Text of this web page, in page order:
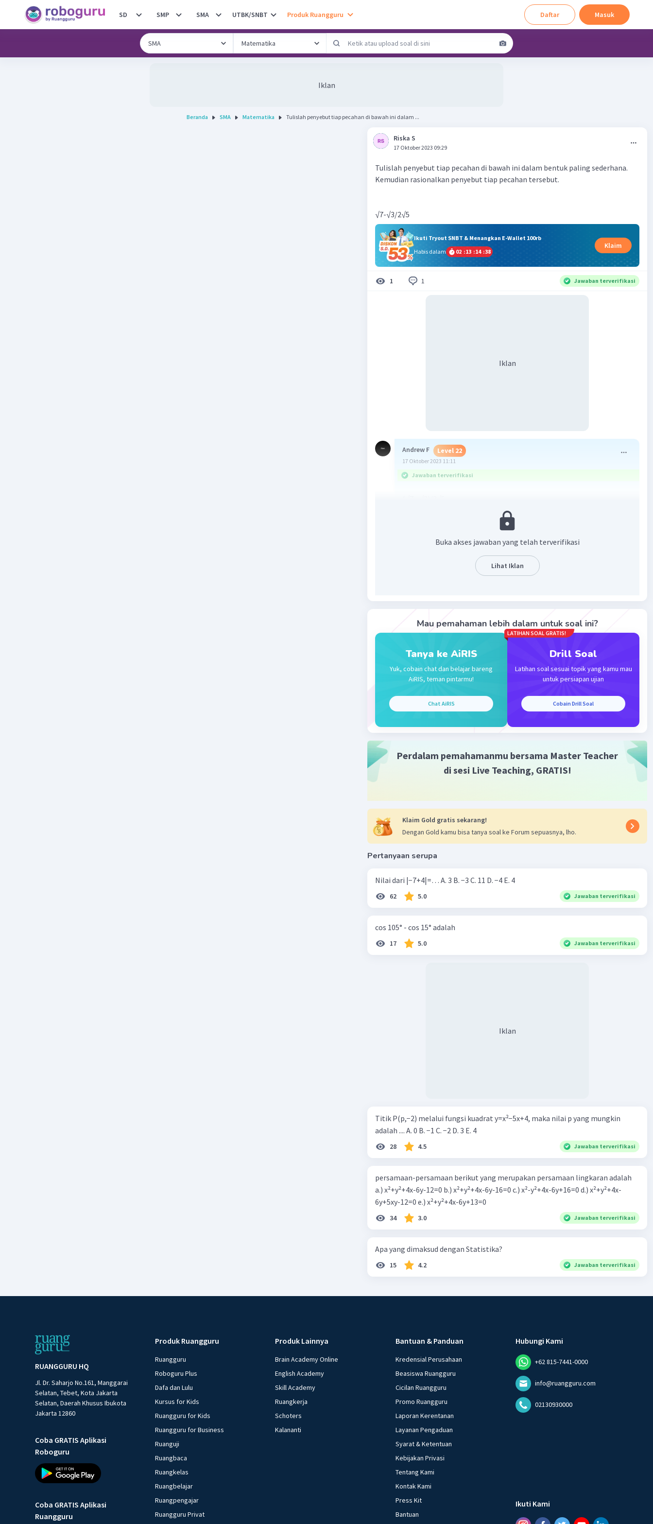
SD SMP SMA UTBK/SNBT Produk Ruangguru Daftar Masuk
Iklan
Beranda SMA Matematika Tulislah penyebut tiap pecahan di bawah ini dalam ...
Riska S
17 Oktober 2023 09:29
Tulislah penyebut tiap pecahan di bawah ini dalam bentuk paling sederhana.
Kemudian rasionalkan penyebut tiap pecahan tersebut.
√7-√3/2√5
Ikuti Tryout SNBT & Menangkan E-Wallet 100rb
Habis dalam
02 :13 :14 :38
Klaim
1 1 Jawaban terverifikasi
Iklan
Andrew F Level 22
17 Oktober 2023 11:11
Jawaban terverifikasi
(√35 - √15)/10.Buka akses jawaban yang telah terverifikasi
Lihat Iklan
Mau pemahaman lebih dalam untuk soal ini?
Tanya ke AiRIS
Yuk, cobain chat dan belajar bareng
AiRIS, teman pintarmu!
Chat AiRIS
LATIHAN SOAL GRATIS!
Drill Soal
Latihan soal sesuai topik yang kamu mau
untuk persiapan ujian
Cobain Drill Soal
Perdalam pemahamanmu bersama Master Teacher
di sesi Live Teaching, GRATIS!
Klaim Gold gratis sekarang!
Dengan Gold kamu bisa tanya soal ke Forum sepuasnya, lho.
Pertanyaan serupa
Nilai dari |−7+4|=… A. 3 B. −3 C. 11 D. −4 E. 4
62 5.0 Jawaban terverifikasi
cos 105° - cos 15° adalah
17 5.0 Jawaban terverifikasi
Iklan
Titik P(p,−2) melalui fungsi kuadrat y=x²−5x+4, maka nilai p yang mungkin
adalah .... A. 0 B. −1 C. −2 D. 3 E. 4
28 4.5 Jawaban terverifikasi
persamaan-persamaan berikut yang merupakan persamaan lingkaran adalah
a.) x²+y²+4x-6y-12=0 b.) x²+y²+4x-6y-16=0 c.) x²-y²+4x-6y+16=0 d.) x²+y²+4x-
6y+5xy-12=0 e.) x²+y²+4x-6y+13=0
34 3.0 Jawaban terverifikasi
Apa yang dimaksud dengan Statistika?
15 4.2 Jawaban terverifikasi
RUANGGURU HQ
Jl. Dr. Saharjo No.161, Manggarai
Selatan, Tebet, Kota Jakarta
Selatan, Daerah Khusus Ibukota
Jakarta 12860
Coba GRATIS Aplikasi
Roboguru
Coba GRATIS Aplikasi
Ruangguru
Produk Ruangguru
Ruangguru
Roboguru Plus
Dafa dan Lulu
Kursus for Kids
Ruangguru for Kids
Ruangguru for Business
Ruanguji
Ruangbaca
Ruangkelas
Ruangbelajar
Ruangpengajar
Ruangguru Privat
Produk Lainnya
Brain Academy Online
English Academy
Skill Academy
Ruangkerja
Schoters
Kalananti
Bantuan & Panduan
Kredensial Perusahaan
Beasiswa Ruangguru
Cicilan Ruangguru
Promo Ruangguru
Laporan Kerentanan
Layanan Pengaduan
Syarat & Ketentuan
Kebijakan Privasi
Tentang Kami
Kontak Kami
Press Kit
Bantuan
Hubungi Kami
+62 815-7441-0000
info@ruangguru.com
02130930000
Ikuti Kami